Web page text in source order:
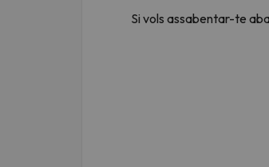
Vaja! Sembla que el nostre
Si vols assabentar-te